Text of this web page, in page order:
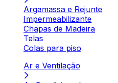
Argamassa e Rejunte
Impermeabilizante
Chapas de Madeira
Telas
Colas para piso
Ar e Ventilação